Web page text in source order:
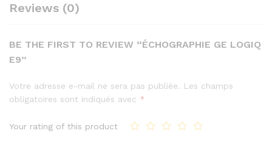
Reviews (0)
BE THE FIRST TO REVIEW “ÉCHOGRAPHIE GE LOGIQ
E9”
Votre adresse e-mail ne sera pas publiée. Les champs
obligatoires sont indiqués avec *
Your rating of this product